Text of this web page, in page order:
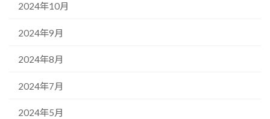
2024年10月
2024年9月
2024年8月
2024年7月
2024年5月